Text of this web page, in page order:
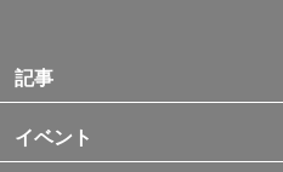
記事
イベント